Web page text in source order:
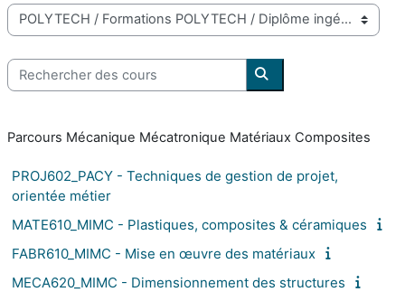
Catégories de cours
Rechercher des cours
Rechercher des cours
Parcours Mécanique Mécatronique Matériaux Composites
PROJ602_PACY - Techniques de gestion de projet,
orientée métier
MATE610_MIMC - Plastiques, composites & céramiques
FABR610_MIMC - Mise en œuvre des matériaux
MECA620_MIMC - Dimensionnement des structures